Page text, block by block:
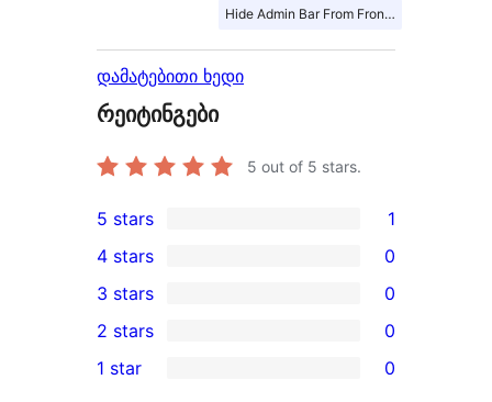
Hide Admin Bar From Front End
დამატებითი ხედი
რეიტინგები
5 out of 5 stars.
1
5-
star
review
5 stars 1
4-
star
reviews
4 stars 0
0
3-
star
3 stars 0
2-
2 stars 0
1 star 0